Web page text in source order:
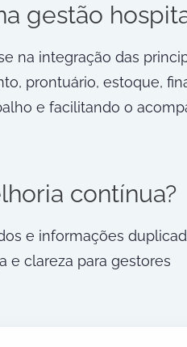
gestão
na integração das
prontuário, estoque,
e facilitando o
contínua?
e informações
e clareza para gestores